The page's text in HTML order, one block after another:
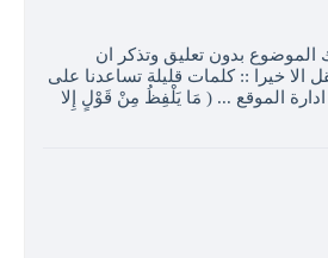
الموضوع بدون تعليق وتذكر ان
الا خيرا :: كلمات قليلة تساعدنا على
الموقع ... ( مَا يَلْفِظُ مِنْ قَوْلٍ إِلا